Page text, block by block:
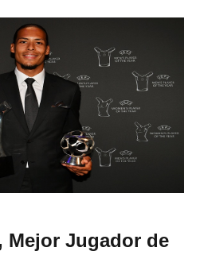
Mejor Jugador de